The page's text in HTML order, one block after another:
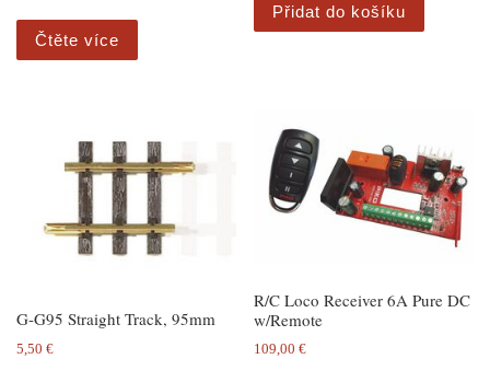
Čtěte více
Přidat do košíku
G-G95 Straight Track, 95mm
5,50 €
R/C Loco Receiver 6A Pure DC
w/Remote
109,00€